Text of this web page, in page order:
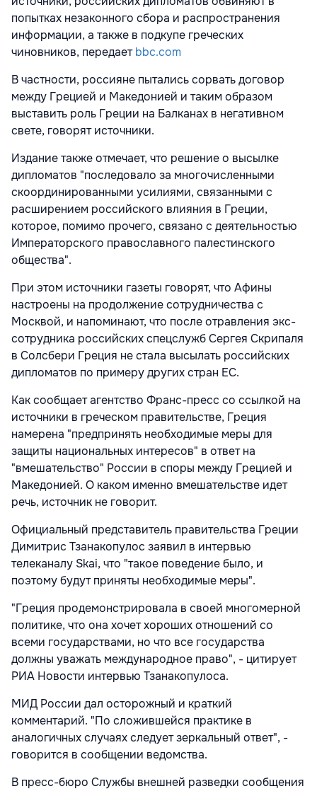
попытках незаконного сбора и распространения
информации, а также в подкупе греческих
чиновников, передаетbbc.com
В частности, россияне пытались сорвать договор
между Грецией и Македонией и таким образом
выставить роль Греции на Балканах в негативном
свете, говорят источники.
Издание также отмечает, что решение о высылке
дипломатов "последовало за многочисленными
скоординированными усилиями, связанными с
расширением российского влияния в Греции,
которое, помимо прочего, связано с деятельностью
Императорского православного палестинского
общества".
При этом источники газеты говорят, что Афины
настроены на продолжение сотрудничества с
Москвой, и напоминают, что после отравления экс-
сотрудника российских спецслужб Сергея Скрипаля
в Солсбери Греция не стала высылать российских
дипломатов по примеру других стран ЕС.
Как сообщает агентство Франс-пресс со ссылкой на
источники в греческом правительстве, Греция
намерена "предпринять необходимые меры для
защиты национальных интересов" в ответ на
"вмешательство" России в споры между Грецией и
Македонией. О каком именно вмешательстве идет
речь, источник не говорит.
Официальный представитель правительства Греции
Димитрис Тзанакопулос заявил в интервью
телеканалу Skai, что "такое поведение было, и
поэтому будут приняты необходимые меры".
"Греция продемонстрировала в своей многомерной
политике, что она хочет хороших отношений со
всеми государствами, но что все государства
должны уважать международное право", - цитирует
РИА Новости интервью Тзанакопулоса.
МИД России дал осторожный и краткий
комментарий. "По сложившейся практике в
аналогичных случаях следует зеркальный ответ", -
говорится в сообщении ведомства.
В пресс-бюро Службы внешней разведки сообщения